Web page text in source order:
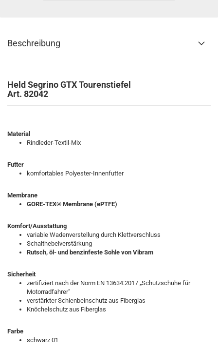
Beschreibung
Held Segrino GTX Tourenstiefel
Art. 82042
Material
Rindleder-Textil-Mix
Futter
komfortables Polyester-Innenfutter
Membrane
GORE-TEX® Membrane (ePTFE)
Komfort/Ausstattung
variable Wadenverstellung durch Klettverschluss
Schalthebelverstärkung
Rutsch, öl- und benzinfeste Sohle von Vibram
Sicherheit
zertifiziert nach der Norm EN 13634:2017 „Schutzschuhe für
Motorradfahrer"
verstärkter Schienbeinschutz aus Fiberglas
Knöchelschutz aus Fiberglas
Farbe
schwarz 01